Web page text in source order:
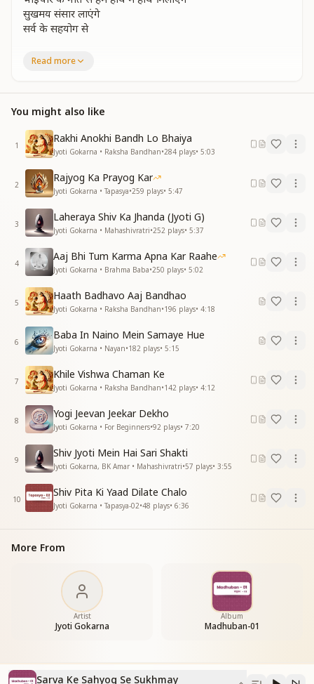
सुखमय संसार लाएंगे
सर्व के सहयोग से
कष्टों से भरी दुनिया में दुख अशांति पाया
जीवन सारा लुटाया
भूले हुए थे सत्य कर्म को
भूले हुए थे सत्य कर्म को फिर से याद दिलाएंगे
भाईचारे के नाते से हम हाथ में हाथ मिलाएंगे
सुखमय संसार लाएंगे
सर्व के सहयोग से
आए अकेले जाना अकेले साथ न कोई आया
आए अकेले जाना अकेले साथ न कोई आया
एक घर के भांति हम है याद यही भूलाया
याद यही भूलाया
एक पिता के बच्चे है हम
एक पिता के बच्चे है हम
मिलकर हाथ बटायेंगे
भाईचारे के नाते से हम हाथ में हाथ मिलाएंगे
सुखमय संसार लाएंगे
सर्व के सहयोग से
कौन गरीब है कौन साहूकार भेद भी वो मिटाए
कौन गरीब है कौन साहूकार भेद भी वो मिटाए
कौन हिन्दू है कौन मुसलमान सब है भाई भाई
सब है भाई भाई
दुश्मन नहीं यहां कोई हमारा
दुश्मन नहीं यहां कोई हमारा
मतभेदों को मिटाएंगे
भाईचारे के नाते से हम हाथ में हाथ मिलाएंगे
सुखमय संसार लाएंगे
सर्व के सहयोग से
काहे हम लड़े आपसमें काहे खून बहाए
काहे पाप बढ़ाए
काहे पाप बढ़ाए
सुख शांति को गले लगाकर
सुख शांति को गले लगाकर
नर्क को स्वर्ग बनायेंगे
भाईचारे के नाते से हम हाथ में हाथ मिलाएंगे
सुखमय संसार लाएंगे
Read more
You might also like
1
Rakhi Anokhi Bandh Lo Bhaiya
Jyoti Gokarna • Raksha Bandhan•284 plays• 5:03
2
Rajyog Ka Prayog Kar
Jyoti Gokarna • Tapasya•259 plays• 5:47
3
Laheraya Shiv Ka Jhanda (Jyoti G)
Jyoti Gokarna • Mahashivratri•252 plays• 5:37
4
Aaj Bhi Tum Karma Apna Kar Raahe
Jyoti Gokarna • Brahma Baba•250 plays• 5:02
5
Haath Badhavo Aaj Bandhao
Jyoti Gokarna • Raksha Bandhan•196 plays• 4:18
6
Baba In Naino Mein Samaye Hue
Jyoti Gokarna • Nayan•182 plays• 5:15
7
Khile Vishwa Chaman Ke
Jyoti Gokarna • Raksha Bandhan•142 plays• 4:12
8
Yogi Jeevan Jeekar Dekho
Jyoti Gokarna • For Beginners•92 plays• 7:20
9
Shiv Jyoti Mein Hai Sari Shakti
Jyoti Gokarna, BK Amar • Mahashivratri•57 plays• 3:55
10
Shiv Pita Ki Yaad Dilate Chalo
Jyoti Gokarna • Tapasya-02•48 plays• 6:36
More From
Artist
Jyoti Gokarna
Album
Madhuban-01
Sarva Ke Sahyog Se Sukhmay